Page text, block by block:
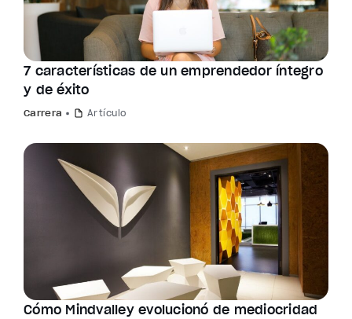
7 características de un emprendedor íntegro
y de éxito
Carrera Artículo
Cómo Mindvalley evolucionó de mediocridad